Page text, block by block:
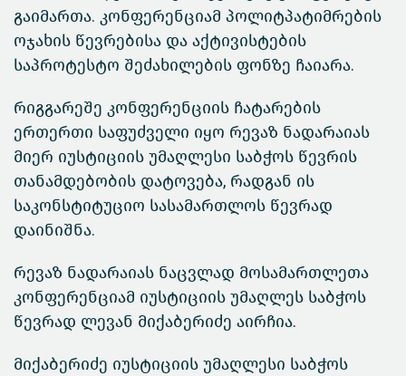
გაიმართა. კონფერენციამ პოლიტპატიმრების
ოჯახის წევრებისა და აქტივისტების
საპროტესტო შეძახილების ფონზე ჩაიარა.
რიგგარეშე კონფერენციის ჩატარების
ერთერთი საფუძველი იყო რევაზ ნადარაიას
მიერ იუსტიციის უმაღლესი საბჭოს წევრის
თანამდებობის დატოვება, რადგან ის
საკონსტიტუციო სასამართლოს წევრად
დაინიშნა.
რევაზ ნადარაიას ნაცვლად მოსამართლეთა
კონფერენციამ იუსტიციის უმაღლეს საბჭოს
წევრად ლევან მიქაბერიძე აირჩია.
მიქაბერიძე იუსტიციის უმაღლესი საბჭოს